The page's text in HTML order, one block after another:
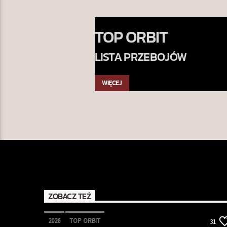
TOP ORBIT
LISTA PRZEBOJÓW
WIĘCEJ
ZOBACZ TEŻ
2026 TOP ORBIT 31